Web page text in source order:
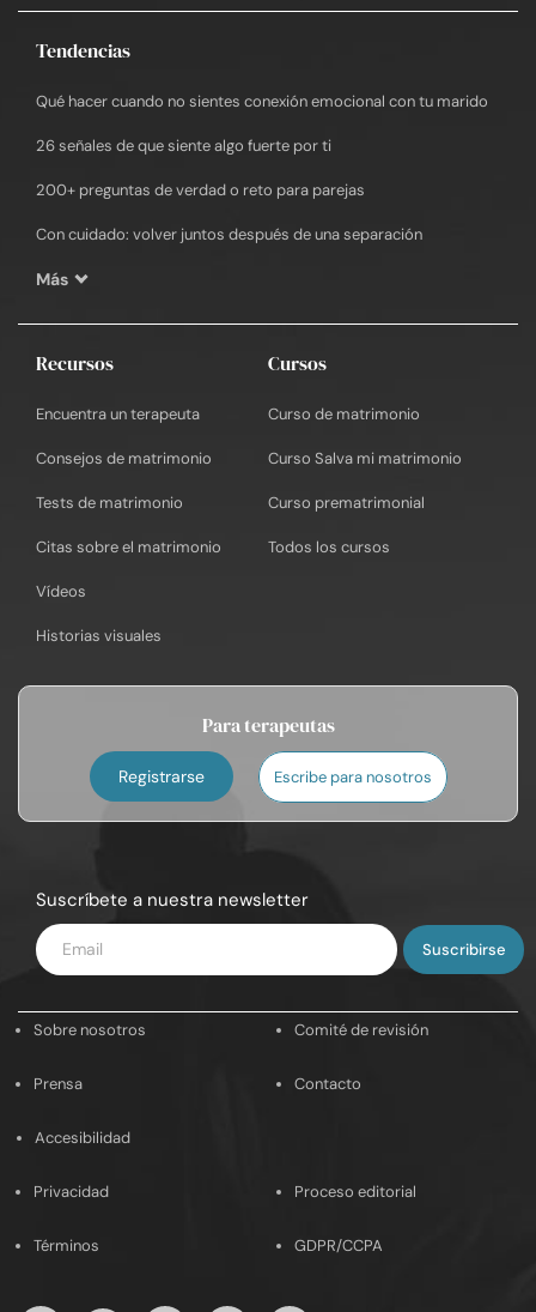
Tendencias
Qué hacer cuando no sientes conexión emocional con tu marido
26 señales de que siente algo fuerte por ti
200+ preguntas de verdad o reto para parejas
Con cuidado: volver juntos después de una separación
Más
Recursos
Encuentra un terapeuta
Consejos de matrimonio
Tests de matrimonio
Citas sobre el matrimonio
Vídeos
Historias visuales
Cursos
Curso de matrimonio
Curso Salva mi matrimonio
Curso prematrimonial
Todos los cursos
Para terapeutas
Registrarse Escribe para nosotros
Suscríbete a nuestra newsletter
Introduce
tu
Sobre nosotros Comité de revisión
Prensa Contacto
Accesibilidad
Privacidad Proceso editorial
Términos GDPR/CCPA